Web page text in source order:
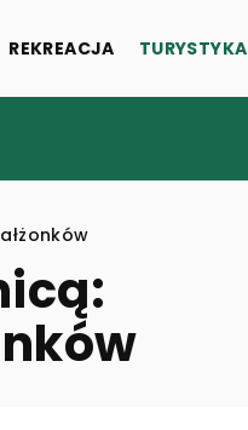
REKREACJA TURYSTYKA